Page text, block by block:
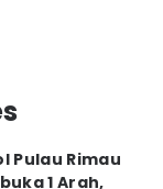
Pulau Rimau
1 Arah,